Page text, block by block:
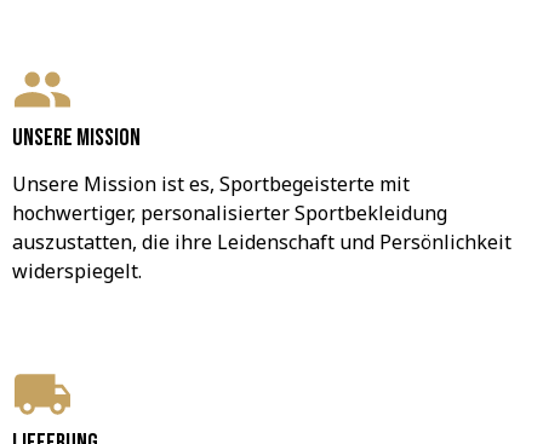
Unsere Mission
Unsere Mission ist es, Sportbegeisterte mit
hochwertiger, personalisierter Sportbekleidung
auszustatten, die ihre Leidenschaft und Persönlichkeit
widerspiegelt.